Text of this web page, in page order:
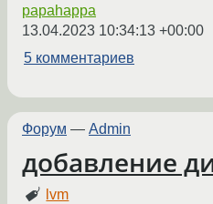
papahappa
13.04.2023 10:34:13 +00:00
5 комментариев
Форум — Admin
добавление
lvm